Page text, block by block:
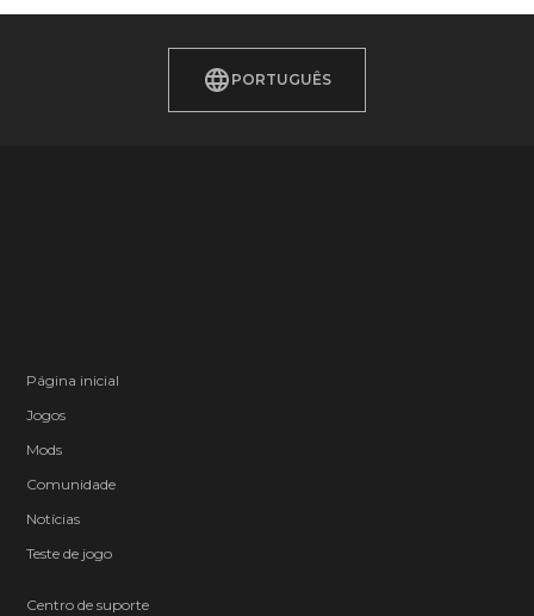
PORTUGUÊS
Página inicial
Jogos
Mods
Comunidade
Notícias
Teste de jogo
Centro de suporte